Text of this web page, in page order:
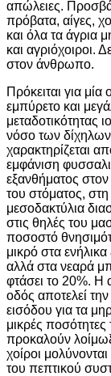
απώλειες.
πρόβατα, αίγες,
και όλα τα άγρια
και αγριόχοιροι.
στον άνθρωπο.
Πρόκειται για μία
εμπύρετο και
μεταδοτικότητας
νόσο των
χαρακτηρίζεται
εμφάνιση
εξανθήματος
του στόματος,
μεσοδακτύλια
στις θηλές του
ποσοστό
μικρό στα
αλλά στα νεαρά
φτάσει το 20%. Η
οδός αποτελεί
εισόδου για τα
μικρές ποσότητες
προκαλούν
χοίροι
του πεπτικού